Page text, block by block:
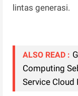
lintas generasi.
ALSO READ :
Computing
Service Cloud